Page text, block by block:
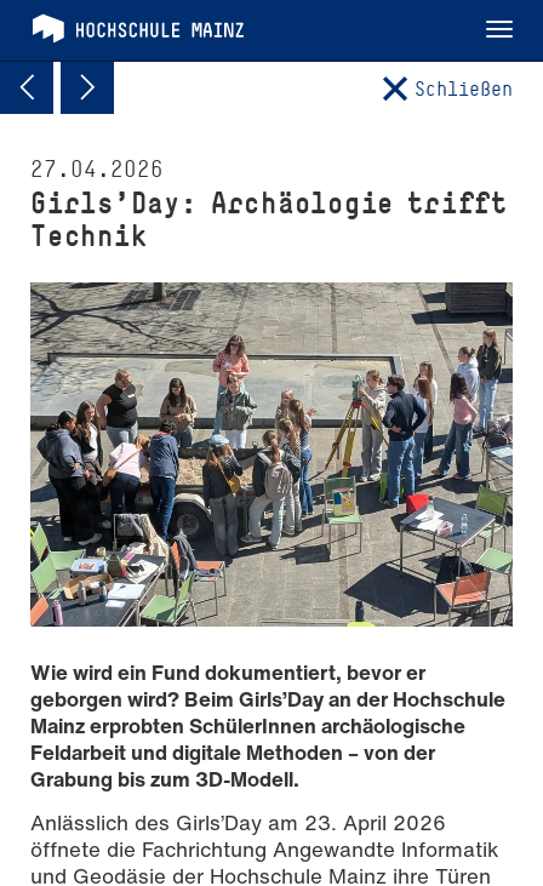
Schließen
27.04.2026
Girls'Day: Archäologie trifft
Technik
Wie wird ein Fund dokumentiert, bevor er
geborgen wird? Beim Girls’Day an der Hochschule
Mainz erprobten SchülerInnen archäologische
Feldarbeit und digitale Methoden – von der
Grabung bis zum 3D-Modell.
Anlässlich des Girls’Day am 23. April 2026
öffnete die Fachrichtung Angewandte Informatik
und Geodäsie der Hochschule Mainz ihre Türen